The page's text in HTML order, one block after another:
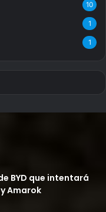
10
1
1
BYD que intentará
Amarok